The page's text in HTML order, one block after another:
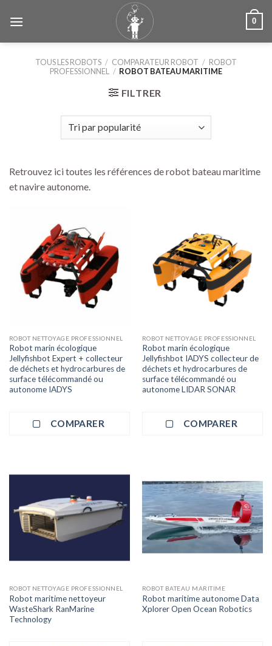
0
TOUS LES ROBOTS / COMPARATEUR ROBOT / ROBOT
PROFESSIONNEL
/ ROBOT BATEAU MARITIME
FILTRER
Retrouvez ici toutes les références de robot bateau maritime
et navire autonome.
ROBOT NETTOYAGE PROFESSIONNEL
Robot marin écologique
Jellyfishbot Expert + collecteur
de déchets et hydrocarbures de
surface télécommandé ou
autonome IADYS
COMPARER
ROBOT NETTOYAGE PROFESSIONNEL
Robot marin écologique
Jellyfishbot IADYS collecteur de
déchets et hydrocarbures de
surface télécommandé ou
autonome LIDAR SONAR
COMPARER
ROBOT NETTOYAGE PROFESSIONNEL
Robot maritime nettoyeur
WasteShark RanMarine
Technology
ROBOT BATEAU MARITIME
Robot maritime autonome Data
Xplorer Open Ocean Robotics